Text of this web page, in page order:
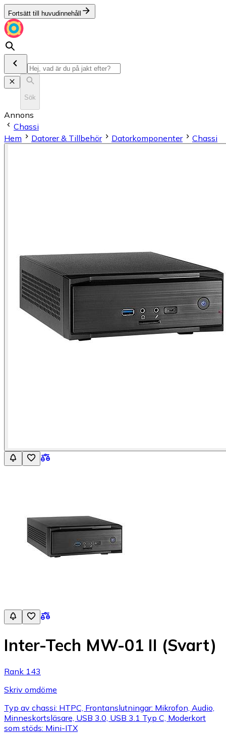
Fortsätt till huvudinnehåll
Sök
Annons
Chassi
Hem
Datorer & Tillbehör Datorkomponenter Chassi
Inter-Tech MW-01 II (Svart)
Rank 143
Skriv omdöme
Typ av chassi: HTPC, Frontanslutningar: Mikrofon, Audio,
Minneskortsläsare, USB 3.0, USB 3.1 Typ C, Moderkort
som stöds: Mini-ITX